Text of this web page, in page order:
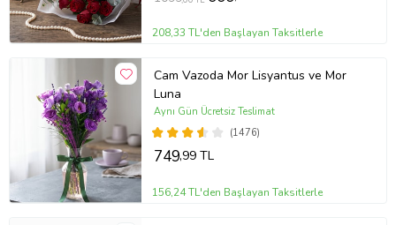
208,33 TL'den Başlayan Taksitlerle
Cam Vazoda Mor Lisyantus ve Mor
Luna
(1476)
Aynı Gün Ücretsiz Teslimat
749,99 TL
156,24 TL'den Başlayan Taksitlerle